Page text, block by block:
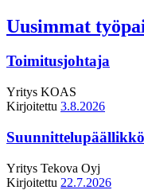
Uusimmat
Toimitusjohtaja
Yritys KOAS
Kirjoitettu 3.8.2026
Suunnittelupäällikkö
Yritys Tekova Oyj
Kirjoitettu 22.7.2026